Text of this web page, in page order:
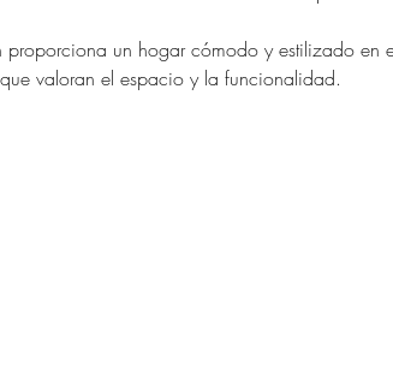
proporciona un hogar cómodo y estilizado en
valoran el espacio y la funcionalidad.